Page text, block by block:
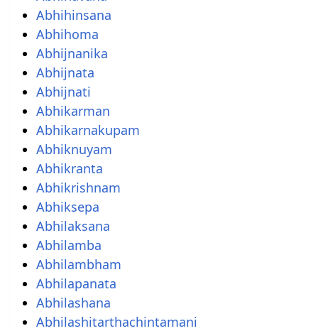
Abhihinsana
Abhihoma
Abhijnanika
Abhijnata
Abhijnati
Abhikarman
Abhikarnakupam
Abhiknuyam
Abhikranta
Abhikrishnam
Abhiksepa
Abhilaksana
Abhilamba
Abhilambham
Abhilapanata
Abhilashana
Abhilashitarthachintamani